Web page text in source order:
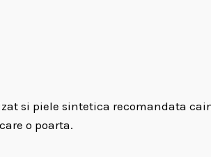
si piele sintetica recomandata
o poarta.